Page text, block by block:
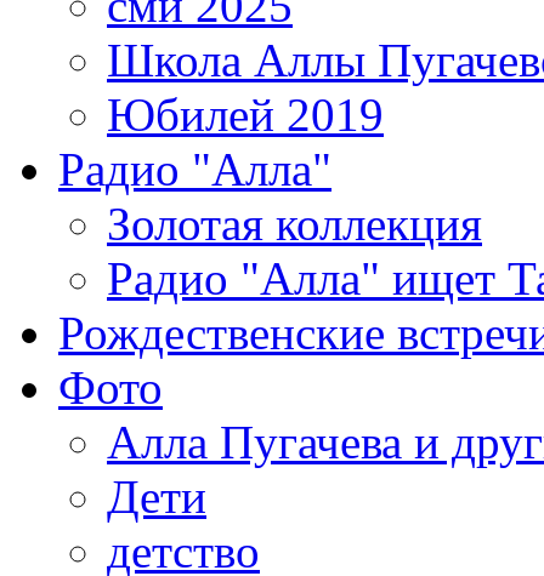
Школа Аллы
Юбилей 2019
Радио "Алла"
Золотая коллекция
Радио "Алла" ищет
Рождественские
Фото
Алла Пугачева и
Дети
детство